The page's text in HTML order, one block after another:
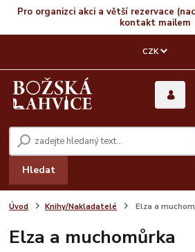
Pro organizci akci a větší rezervace
kontakt mailem
CZK
Hledat
Úvod Knihy/Nakladatelé Elza a
Elza a muchomůrka